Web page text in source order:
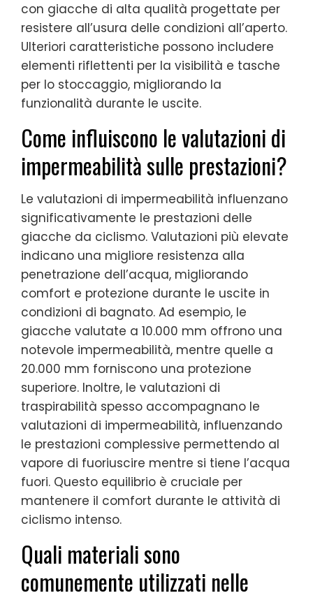
con giacche di alta qualità progettate per
resistere all’usura delle condizioni all’aperto.
Ulteriori caratteristiche possono includere
elementi riflettenti per la visibilità e tasche
per lo stoccaggio, migliorando la
funzionalità durante le uscite.
Come influiscono le valutazioni di
impermeabilità sulle prestazioni?
Le valutazioni di impermeabilità influenzano
significativamente le prestazioni delle
giacche da ciclismo. Valutazioni più elevate
indicano una migliore resistenza alla
penetrazione dell’acqua, migliorando
comfort e protezione durante le uscite in
condizioni di bagnato. Ad esempio, le
giacche valutate a 10.000 mm offrono una
notevole impermeabilità, mentre quelle a
20.000 mm forniscono una protezione
superiore. Inoltre, le valutazioni di
traspirabilità spesso accompagnano le
valutazioni di impermeabilità, influenzando
le prestazioni complessive permettendo al
vapore di fuoriuscire mentre si tiene l’acqua
fuori. Questo equilibrio è cruciale per
mantenere il comfort durante le attività di
ciclismo intenso.
Quali materiali sono
comunemente utilizzati nelle